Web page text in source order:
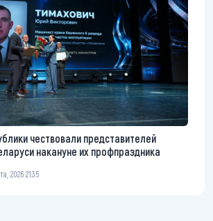
чествовали представителей
накануне их профпраздника
2026 21:35